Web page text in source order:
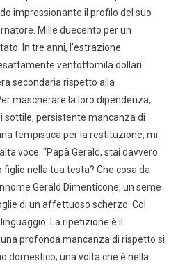
impressionante il profilo del suo
Mille duecento per un
In tre anni, l’estrazione
ventottomila dollari.
secondaria rispetto alla
mascherare la loro dipendenza,
sottile, persistente mancanza di
tempistica per la restituzione, mi
voce. “Papà Gerald, stai davvero
nella tua testa? Che cosa da
Gerald Dimenticone, un seme
di un affettuoso scherzo. Col
La ripetizione è il
profonda mancanza di rispetto si
domestico; una volta che è nella